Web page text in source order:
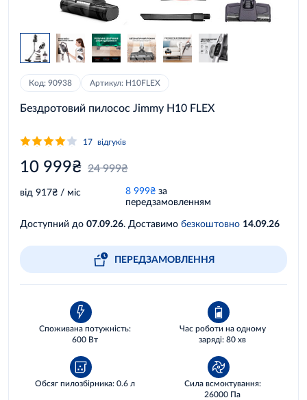
Код: 90938 Артикул: H10FLEX
Бездротовий пилосос Jimmy H10 FLEX
17 відгуків
10 999₴ 24 999₴
від 917₴ / міс 8 999₴ за
передзамовленням
Доступний до 07.09.26. Доставимо безкоштовно 14.09.26
ПЕРЕДЗАМОВЛЕННЯ
Споживана потужність:
600 Вт
Час роботи на одному
заряді: 80 хв
Обсяг пилозбірника: 0.6 л
Сила всмоктування:
26000 Па